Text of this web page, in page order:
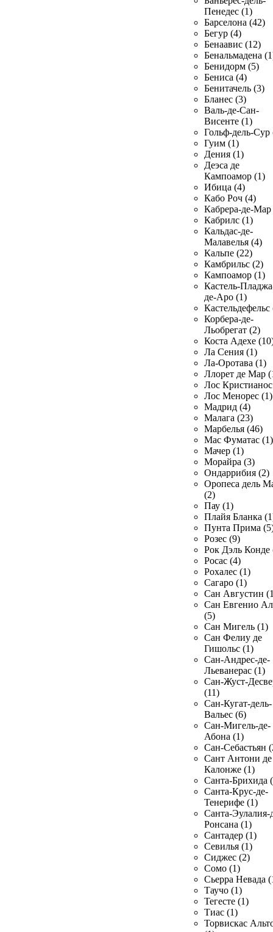
Пенедес (1)
Барселона (42)
Бегур (4)
Бенаавис (12)
Бенальмадена
Бенидорм (5)
Бениса (4)
Бенитачель (3)
Бланес (3)
Валь-де-Сан-
Висенте (1)
Гольф-дель-Сур
Гуим (1)
Дения (1)
Деэса де
Кампоамор (1)
Ибица (4)
Кабо Роч (4)
Кабрера-де-Мар
Кабрилс (1)
Кальдас-де-
Малавелья (4)
Кальпе (22)
Камбрильс (2)
Кампоамор (1)
Кастель-
де-Аро (1)
Кастельдефельс
Корбера-де-
Льобрегат (2)
Коста Адехе
Ла Сения (1)
Ла-Оротава (1)
Ллорет де Мар
Лос
Лос Менорес (1)
Мадрид (4)
Малага (23)
Марбелья (46)
Мас Фуматас (1)
Мачер (1)
Морайра (3)
Ондаррибия (2)
Оропеса дель
(2)
Пау (1)
Плайя Бланка
Пунта Прима
Розес (9)
Рок Дэль Конде
Росас (4)
Рохалес (1)
Сагаро (1)
Сан Августин
Сан Евгенио
(5)
Сан Мигель (1)
Сан Фелиу де
Гишольс (1)
Сан-Андрес-де-
Льеванерас (1)
Сан-Жуст-
(11)
Сан-Кугат-дель-
Вальес (6)
Сан-Мигель-де-
Абона (1)
Сан-Себастьян
Сант Антони де
Калонже (1)
Санта-Брихида
Санта-Крус-де-
Тенерифе (1)
Санта-Эулалия-
Ронсана (1)
Сантадер (1)
Севилья (1)
Сиджес (2)
Сомо (1)
Сьерра Невада
Таучо (1)
Тегесте (1)
Тиас (1)
Торвискас